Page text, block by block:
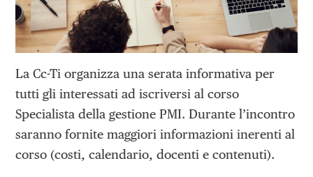
La Cc-Ti organizza una serata informativa per
tutti gli interessati ad iscriversi al corso
Specialista della gestione PMI. Durante l’incontro
saranno fornite maggiori informazioni inerenti al
corso (costi, calendario, docenti e contenuti).